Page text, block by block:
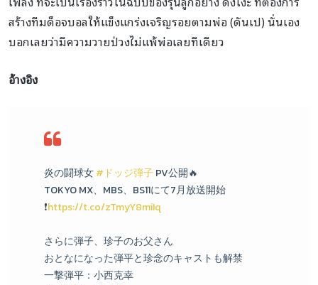
สร้างทีมด็อจบอลให้แข็งแกร่งเจริญรอยตามพ่อ (ดันเป) นั่นเอง
บอกเลยว่ามีความวายป่วงไม่แพ้พ่อเลยทีเดียว
อ้างอิง
炎の闘球女#ドッジ弾子PV公開🔥
TOKYO MX、MBS、BS11にて7月放送開始
❗️https://t.co/zTmyY8miIq
さらに弾子、珍子のお父さん
おとなになった弾平と珍念のキャストも解禁
一撃弾平：小西克幸